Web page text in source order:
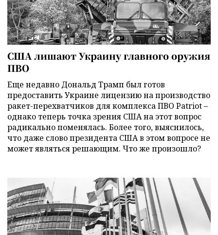
США лишают Украину главного оружия
ПВО
Еще недавно Дональд Трамп был готов
предоставить Украине лицензию на производство
ракет-перехватчиков для комплекса ПВО Patriot –
однако теперь точка зрения США на этот вопрос
радикально поменялась. Более того, выяснилось,
что даже слово президента США в этом вопросе не
может являться решающим. Что же произошло?